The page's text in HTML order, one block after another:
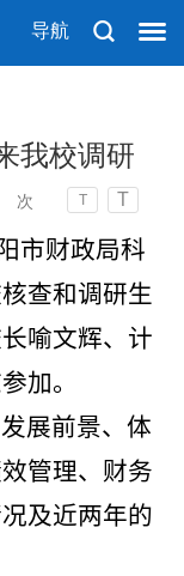
导航
我校调研
次 T T
市财政局科
查和调研生
喻文辉、 计
加。
展前景、体
管理、财务
及近两年的